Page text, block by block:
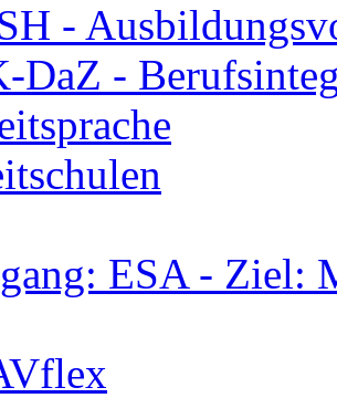
-
DaZ -
ESA - Ziel: